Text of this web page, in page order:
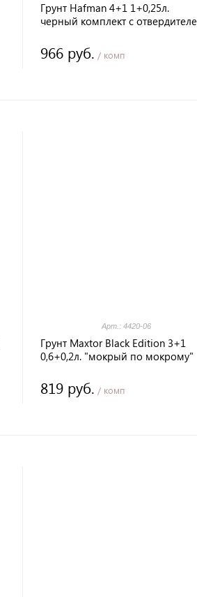
Грунт Hafman 4+1 1+0,25л.
черный комплект с
966 руб. / комп
Арт.: 4420-06
Грунт Maxtor Black Edition 3+1
0,6+0,2л. "мокрый по мокрому"
819 руб. / комп